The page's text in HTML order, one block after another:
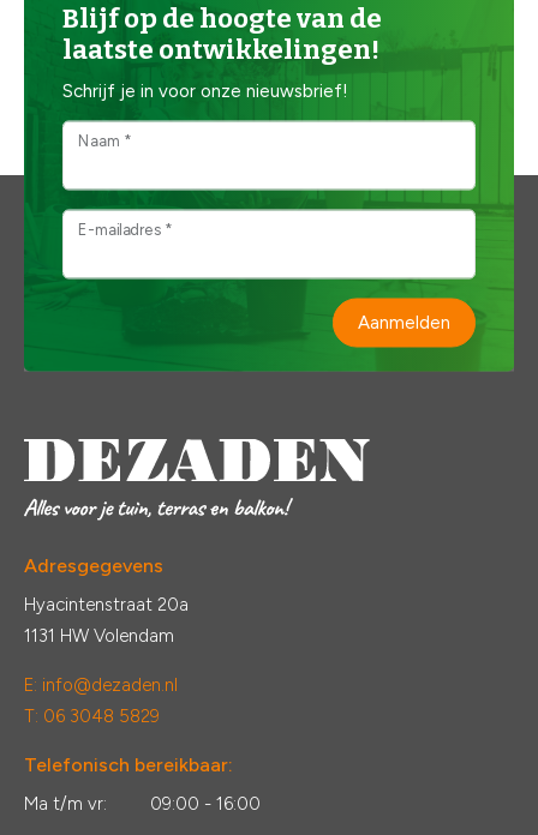
Blijf op de hoogte van de
laatste ontwikkelingen!
Schrijf je in voor onze nieuwsbrief!
Naam *
E-mailadres *
Aanmelden
Adresgegevens
Hyacintenstraat 20a
1131 HW Volendam
E: info@dezaden.nl
T: 06 3048 5829
Telefonisch bereikbaar:
Ma t/m vr: 09:00 - 16:00